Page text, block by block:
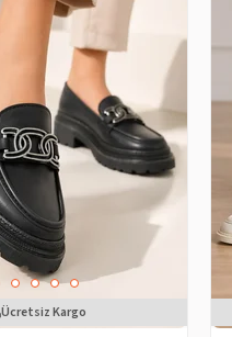
Ücretsiz Kargo